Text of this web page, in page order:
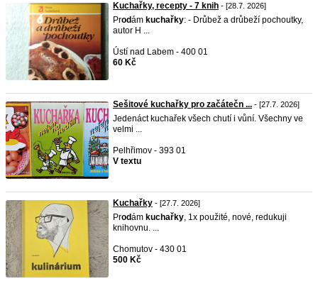
Kuchařky, recepty - 7 knih - [28.7. 2026]
Prodám kuchařky: - Drůbež a drůbeží pochoutky,
autor H ...
Ústí nad Labem - 400 01
60 Kč
Sešitové kuchařky pro začátečn ... - [27.7. 2026]
Jedenáct kuchařek všech chutí i vůní. Všechny ve
velmi ...
Pelhřimov - 393 01
V textu
Kuchařky - [27.7. 2026]
Prodám kuchařky, 1x použité, nové, redukuji
knihovnu. ...
Chomutov - 430 01
500 Kč